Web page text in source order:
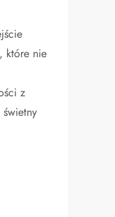
które nie
z